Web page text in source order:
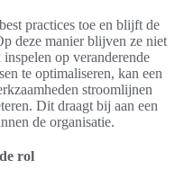
practices toe en blijft de
deze manier blijven ze niet
op veranderende
te optimaliseren, kan een
stroomlijnen
Dit draagt bij aan een
de organisatie.
rol